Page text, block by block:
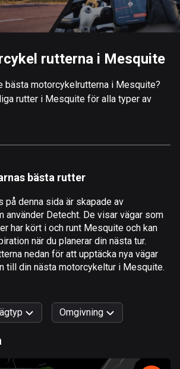
Jungfruöarna
Barbuda
rutterna i Mesquite
bästa motorcykelrutterna i Mesquite?
rutter i Mesquite för alla typer av
bästa rutter
på denna sida är skapade av
använder Detecht. De visar vägar som
har kört i och runt Mesquite och kan
när du planerar din nästa tur.
nedan för att upptäcka nya vägar
till din nästa motorcykeltur i Mesquite.
Omgivning